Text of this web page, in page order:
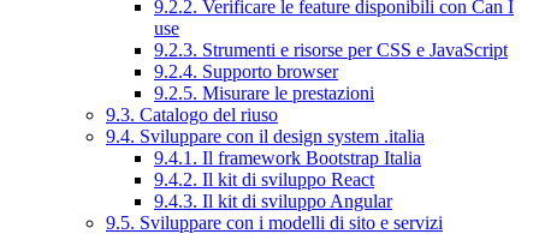
9.2.2. Verificare le feature disponibili con Can I
use
9.2.3. Strumenti e risorse per CSS e JavaScript
9.2.4. Supporto browser
9.2.5. Misurare le prestazioni
9.3. Catalogo del riuso
9.4. Sviluppare con il design system .italia
9.4.1. Il framework Bootstrap Italia
9.4.2. Il kit di sviluppo React
9.4.3. Il kit di sviluppo Angular
9.5. Sviluppare con i modelli di sito e servizi